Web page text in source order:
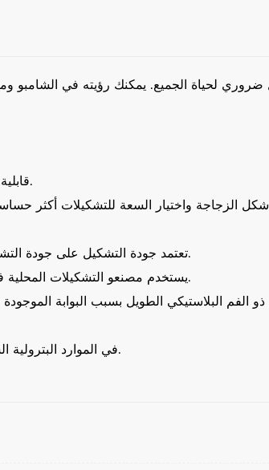
3 ، قابلية النقل أفضل من الزجاجات والعلب ، وهي أكثر قدرة على تعلم عقول الشباب الجديدة والمختلفة.
1. تعتمد جودة التشكيل على جودة التشكيلات الموردة. هناك نوعان من التشكيلات لقولبة الحقن ، أحدهما بوابة طويلة والآخر بوابة قصيرة.
2. يستخدم مصنعو التشكيلات المحلية في الغالب التشكيلات ذات البوابة القصيرة ، بينما في الخارج تستخدم الأشكال ذات البوابة الطويلة.
5. في الموارد البترولية الشحيحة بشكل متزايد اليوم ، سيكون المصنعون المحليون أكثر ميلاً إلى التشكيل بالبوابات الطويلة.